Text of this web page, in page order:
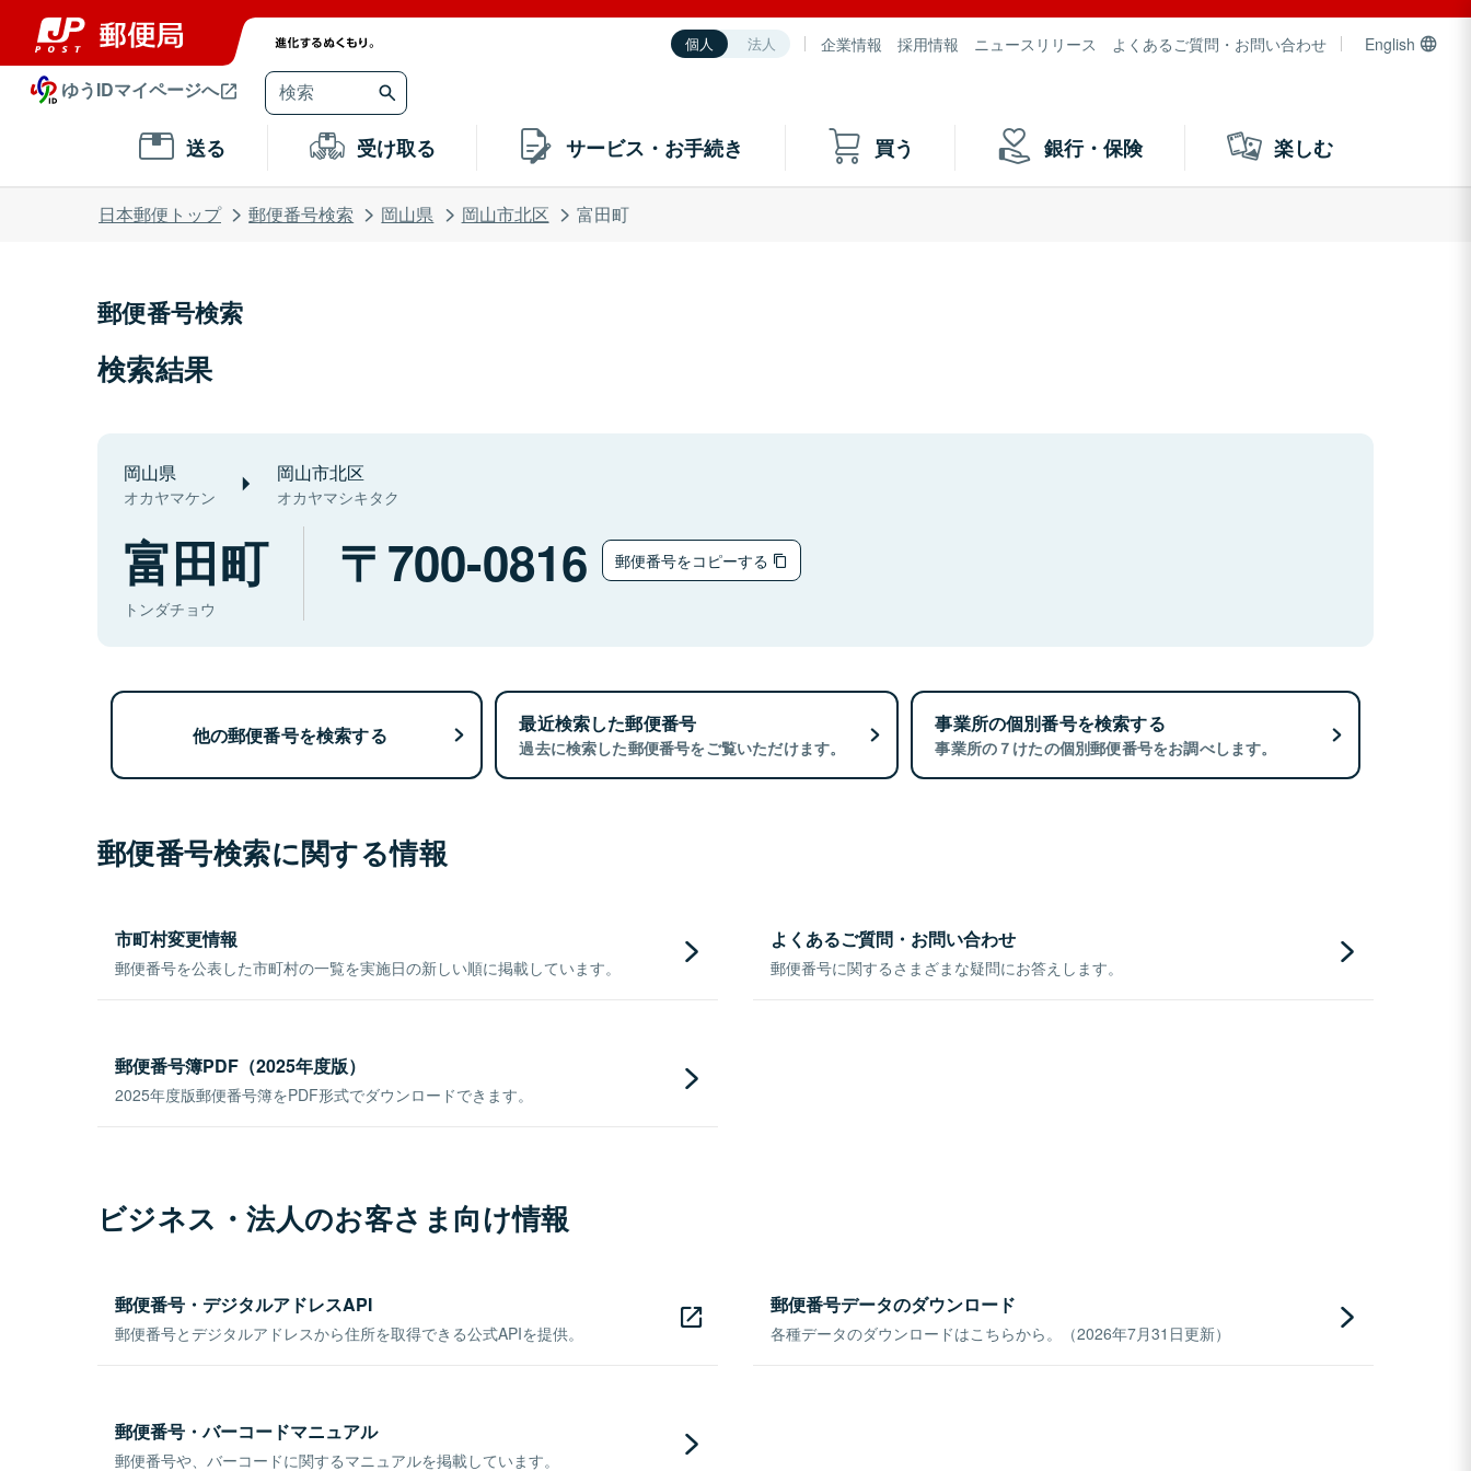
個人 法人 企業情報 採用情報 ニュースリリース よくあるご質問・お問い合わせ English
ゆうIDマイページへ
送る 受け取る サービス・お手続き 買う 銀行・保険 楽しむ
日本郵便トップ 郵便番号検索 岡山県 岡山市北区 富田町
郵便番号検索
検索結果
岡山県
オカヤマケン
岡山市北区
オカヤマシキタク
富田町
トンダチョウ
700-0816 郵便番号をコピーする
他の郵便番号を検索する 最近検索した郵便番号
過去に検索した郵便番号をご覧いただけます。
事業所の個別番号を検索する
事業所の７けたの個別郵便番号をお調べします。
郵便番号検索に関する情報
市町村変更情報
郵便番号を公表した市町村の一覧を実施日の新しい順に掲載しています。
よくあるご質問・お問い合わせ
郵便番号に関するさまざまな疑問にお答えします。
郵便番号簿PDF（2025年度版）
2025年度版郵便番号簿をPDF形式でダウンロードできます。
ビジネス・法人のお客さま向け情報
郵便番号・デジタルアドレスAPI
郵便番号とデジタルアドレスから住所を取得できる公式APIを提供。
郵便番号データのダウンロード
各種データのダウンロードはこちらから。（2026年7月31日更新）
郵便番号・バーコードマニュアル
郵便番号や、バーコードに関するマニュアルを掲載しています。